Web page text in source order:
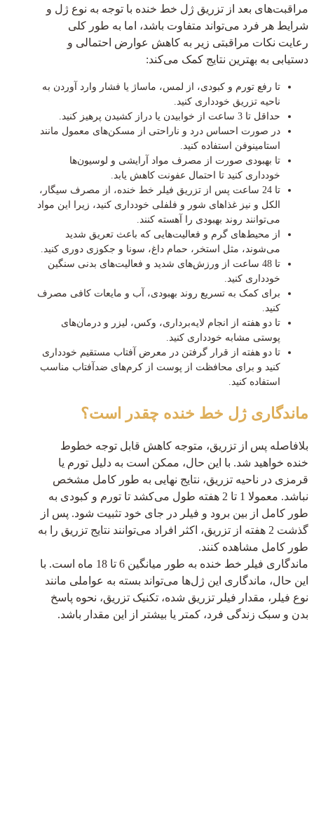
مراقبت‌های بعد از تزریق ژل خط خنده با توجه به نوع ژل و
شرایط هر فرد می‌تواند متفاوت باشد، اما به طور کلی
رعایت نکات مراقبتی زیر به کاهش عوارض احتمالی و
دستیابی به بهترین نتایج کمک می‌کند:
تا رفع تورم و کبودی، از لمس، ماساژ یا فشار وارد آوردن به
ناحیه تزریق خودداری کنید.
حداقل تا 3 ساعت از خوابیدن یا دراز کشیدن پرهیز کنید.
در صورت احساس درد و ناراحتی از مسکن‌های معمول مانند
استامینوفن استفاده کنید.
تا بهبودی صورت از مصرف مواد آرایشی و لوسیون‌ها
خودداری کنید تا احتمال عفونت کاهش یابد.
تا 24 ساعت پس از تزریق فیلر خط خنده، از مصرف سیگار،
الکل و نیز غذاهای شور و فلفلی خودداری کنید، زیرا این مواد
می‌توانند روند بهبودی را آهسته کنند.
از محیط‌های گرم و فعالیت‌هایی که باعث تعریق شدید
می‌شوند، مثل استخر، حمام داغ، سونا و جکوزی دوری کنید.
تا 48 ساعت از ورزش‌های شدید و فعالیت‌های بدنی سنگین
خودداری کنید.
برای کمک به تسریع روند بهبودی، آب و مایعات کافی مصرف
کنید.
تا دو هفته از انجام لایه‌برداری، وکس، لیزر و درمان‌های
پوستی مشابه خودداری کنید.
تا دو هفته از قرار گرفتن در معرض آفتاب مستقیم خودداری
کنید و برای محافظت از پوست از کرم‌های ضدآفتاب مناسب
استفاده کنید.
ماندگاری ژل خط خنده چقدر است؟
بلافاصله پس از تزریق، متوجه کاهش قابل توجه خطوط
خنده خواهید شد. با این حال، ممکن است به دلیل تورم یا
قرمزی در ناحیه تزریق، نتایج نهایی به طور کامل مشخص
نباشد. معمولا 1 تا 2 هفته طول می‌کشد تا تورم و کبودی به
طور کامل از بین برود و فیلر در جای خود تثبیت شود. پس از
گذشت 2 هفته از تزریق، اکثر افراد می‌توانند نتایج تزریق را به
طور کامل مشاهده کنند.
ماندگاری فیلر خط خنده به طور میانگین 6 تا 18 ماه است. با
این حال، ماندگاری این ژل‌ها می‌تواند بسته به عواملی مانند
نوع فیلر، مقدار فیلر تزریق شده، تکنیک تزریق، نحوه پاسخ
بدن و سبک زندگی فرد، کمتر یا بیشتر از این مقدار باشد.